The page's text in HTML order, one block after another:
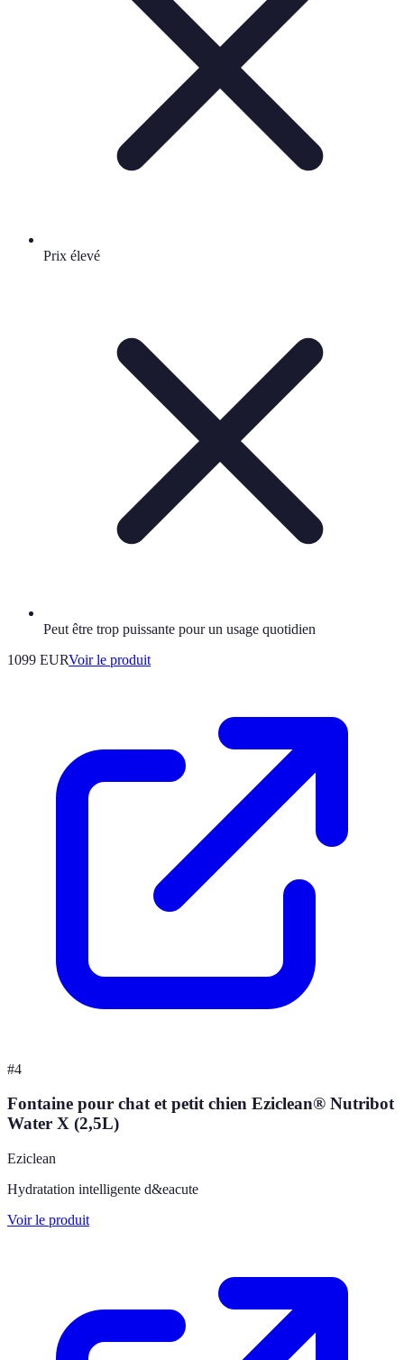
Prix élevé
Peut être trop puissante pour un usage quotidien
1099 EURVoir le produit
#4
Fontaine pour chat et petit chien Eziclean® Nutribot
Water X (2,5L)
Eziclean
Hydratation intelligente d&eacute
Voir le produit